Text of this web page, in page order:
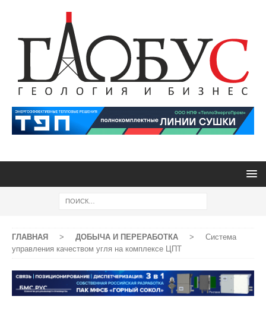
ГЛАВНАЯ > ДОБЫЧА И ПЕРЕРАБОТКА >
Система
управления качеством угля на комплексе ЦПТ